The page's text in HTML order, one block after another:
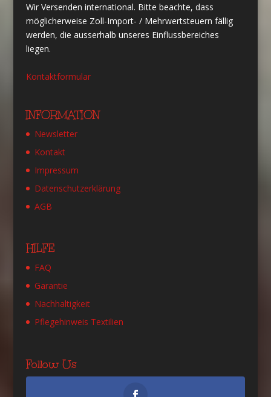
Wir Versenden international. Bitte beachte, dass
möglicherweise Zoll-Import- / Mehrwertsteuern fällig
werden, die ausserhalb unseres Einflussbereiches
liegen.
Kontaktformular
INFORMATION
Newsletter
Kontakt
Impressum
Datenschutzerklärung
AGB
HILFE
FAQ
Garantie
Nachhaltigkeit
Pflegehinweis Textilien
Follow Us